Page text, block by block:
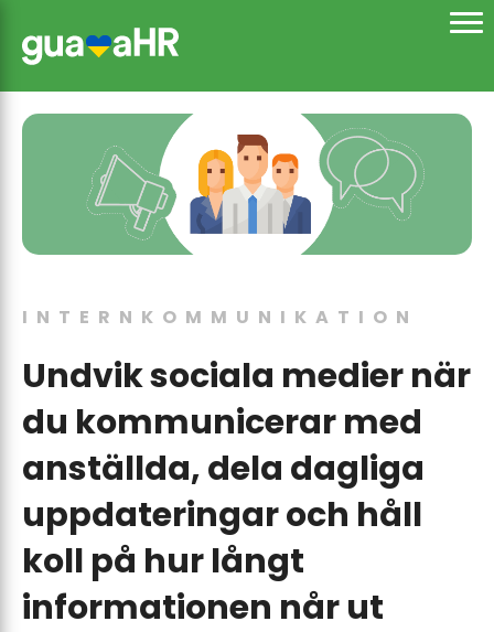
INTERNKOMMUNIKATION
Undvik sociala medier när
du kommunicerar med
anställda, dela dagliga
uppdateringar och håll
koll på hur långt
informationen når ut